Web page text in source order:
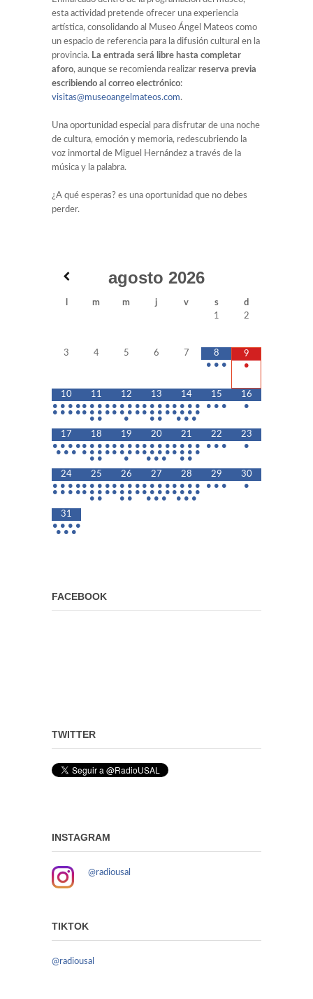
esta actividad pretende ofrecer una experiencia
artística, consolidando al Museo Ángel Mateos como
un espacio de referencia para la difusión cultural en la
provincia. La entrada será libre hasta completar
aforo, aunque se recomienda realizar reserva previa
escribiendo al correo electrónico:
visitas@museoangelmateos.com.
Una oportunidad especial para disfrutar de una noche
de cultura, emoción y memoria, redescubriendo la
voz inmortal de Miguel Hernández a través de la
música y la palabra.
¿A qué esperas? es una oportunidad que no debes
perder.
agosto 2026
m m j v s
d
1
2
3 4 5 6 7
8
• • •
9
•
10
• • • •
• • • •
11
• • • •
• • • •
• •
12
• • • •
• • • •
•
13
• • • •
• • • •
• •
14
• • • •
• • • •
• • •
15
• • •
16
•
17
• • • •
• • •
18
• • • •
• • • •
• •
19
• • • •
• • • •
•
20
• • • •
• • • •
• • •
21
• • • •
• • • •
• •
22
• • •
23
•
24
• • • •
• • • •
25
• • • •
• • • •
• •
26
• • • •
• • • •
• •
27
• • • •
• • • •
• • •
28
• • • •
• • • •
• • •
29
• • •
30
•
31
• • • •
• • •
FACEBOOK
TWITTER
INSTAGRAM
@radiousal
TIKTOK
@radiousal